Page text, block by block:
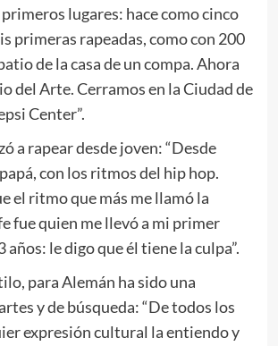
primeros lugares: hace como cinco
primeras rapeadas, como con 200
de la casa de un compa. Ahora
del Arte. Cerramos en la Ciudad de
Center”.
a rapear desde joven: “Desde
con los ritmos del hip hop.
el ritmo que más me llamó la
fue quien me llevó a mi primer
años: le digo que él tiene la culpa”.
para Alemán ha sido una
y de búsqueda: “De todos los
expresión cultural la entiendo y